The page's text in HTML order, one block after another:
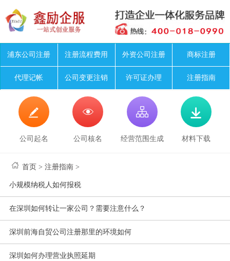
浦东公司注册 注册流程费用 外资公司注册 商标注册
代理记帐 公司变更注销 许可证办理 注册指南

公司起名

公司核名

经营范围生成

材料下载
首页 >注册指南 >
小规模纳税人如何报税
在深圳如何转让一家公司？需要注意什么？
深圳前海自贸公司注册那里的环境如何
深圳如何办理营业执照延期